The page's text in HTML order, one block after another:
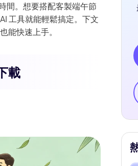
間。想要搭配客製端午節
工具就能輕鬆搞定。下文
能快速上手。
載